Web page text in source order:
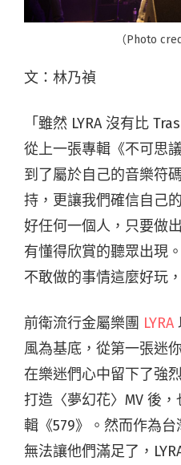
（Photo
文：林乃禎
「雖然 LYRA 沒有比
從上一張專輯《不可思
到了屬於自己的音樂符
持，更讓我們確信自己
好任何一個人，只要做
有懂得欣賞的聽眾出現
不敢做的事情這麼好玩
前衛流行金屬樂團 LYRA
風為基底，從第一張迷
在樂迷們心中留下了強
打造〈夢幻花〉MV 後
輯《579》。然而作為
無法讓他們滿足了，